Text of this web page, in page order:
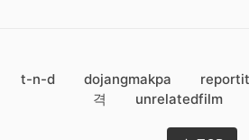
t-n-d dojangmakpa
격
unrelatedfilm